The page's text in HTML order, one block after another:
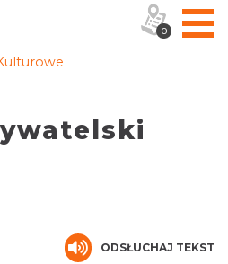
ODSŁUCHAJ TEKST
0